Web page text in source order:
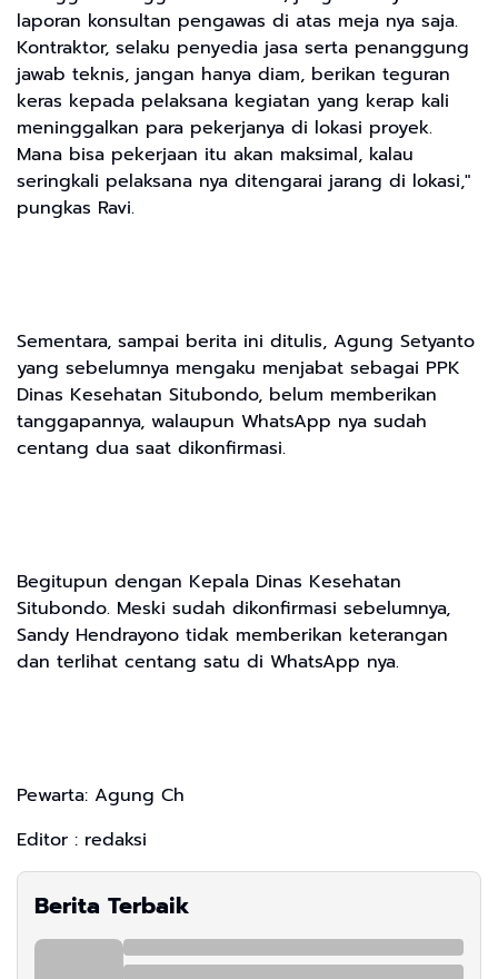
laporan konsultan pengawas di atas meja nya saja.
Kontraktor, selaku penyedia jasa serta penanggung
jawab teknis, jangan hanya diam, berikan teguran
keras kepada pelaksana kegiatan yang kerap kali
meninggalkan para pekerjanya di lokasi proyek.
Mana bisa pekerjaan itu akan maksimal, kalau
seringkali pelaksana nya ditengarai jarang di lokasi,"
pungkas Ravi.
Sementara, sampai berita ini ditulis, Agung Setyanto
yang sebelumnya mengaku menjabat sebagai PPK
Dinas Kesehatan Situbondo, belum memberikan
tanggapannya, walaupun WhatsApp nya sudah
centang dua saat dikonfirmasi.
Begitupun dengan Kepala Dinas Kesehatan
Situbondo. Meski sudah dikonfirmasi sebelumnya,
Sandy Hendrayono tidak memberikan keterangan
dan terlihat centang satu di WhatsApp nya.
Pewarta: Agung Ch
Editor : redaksi
Berita Terbaik